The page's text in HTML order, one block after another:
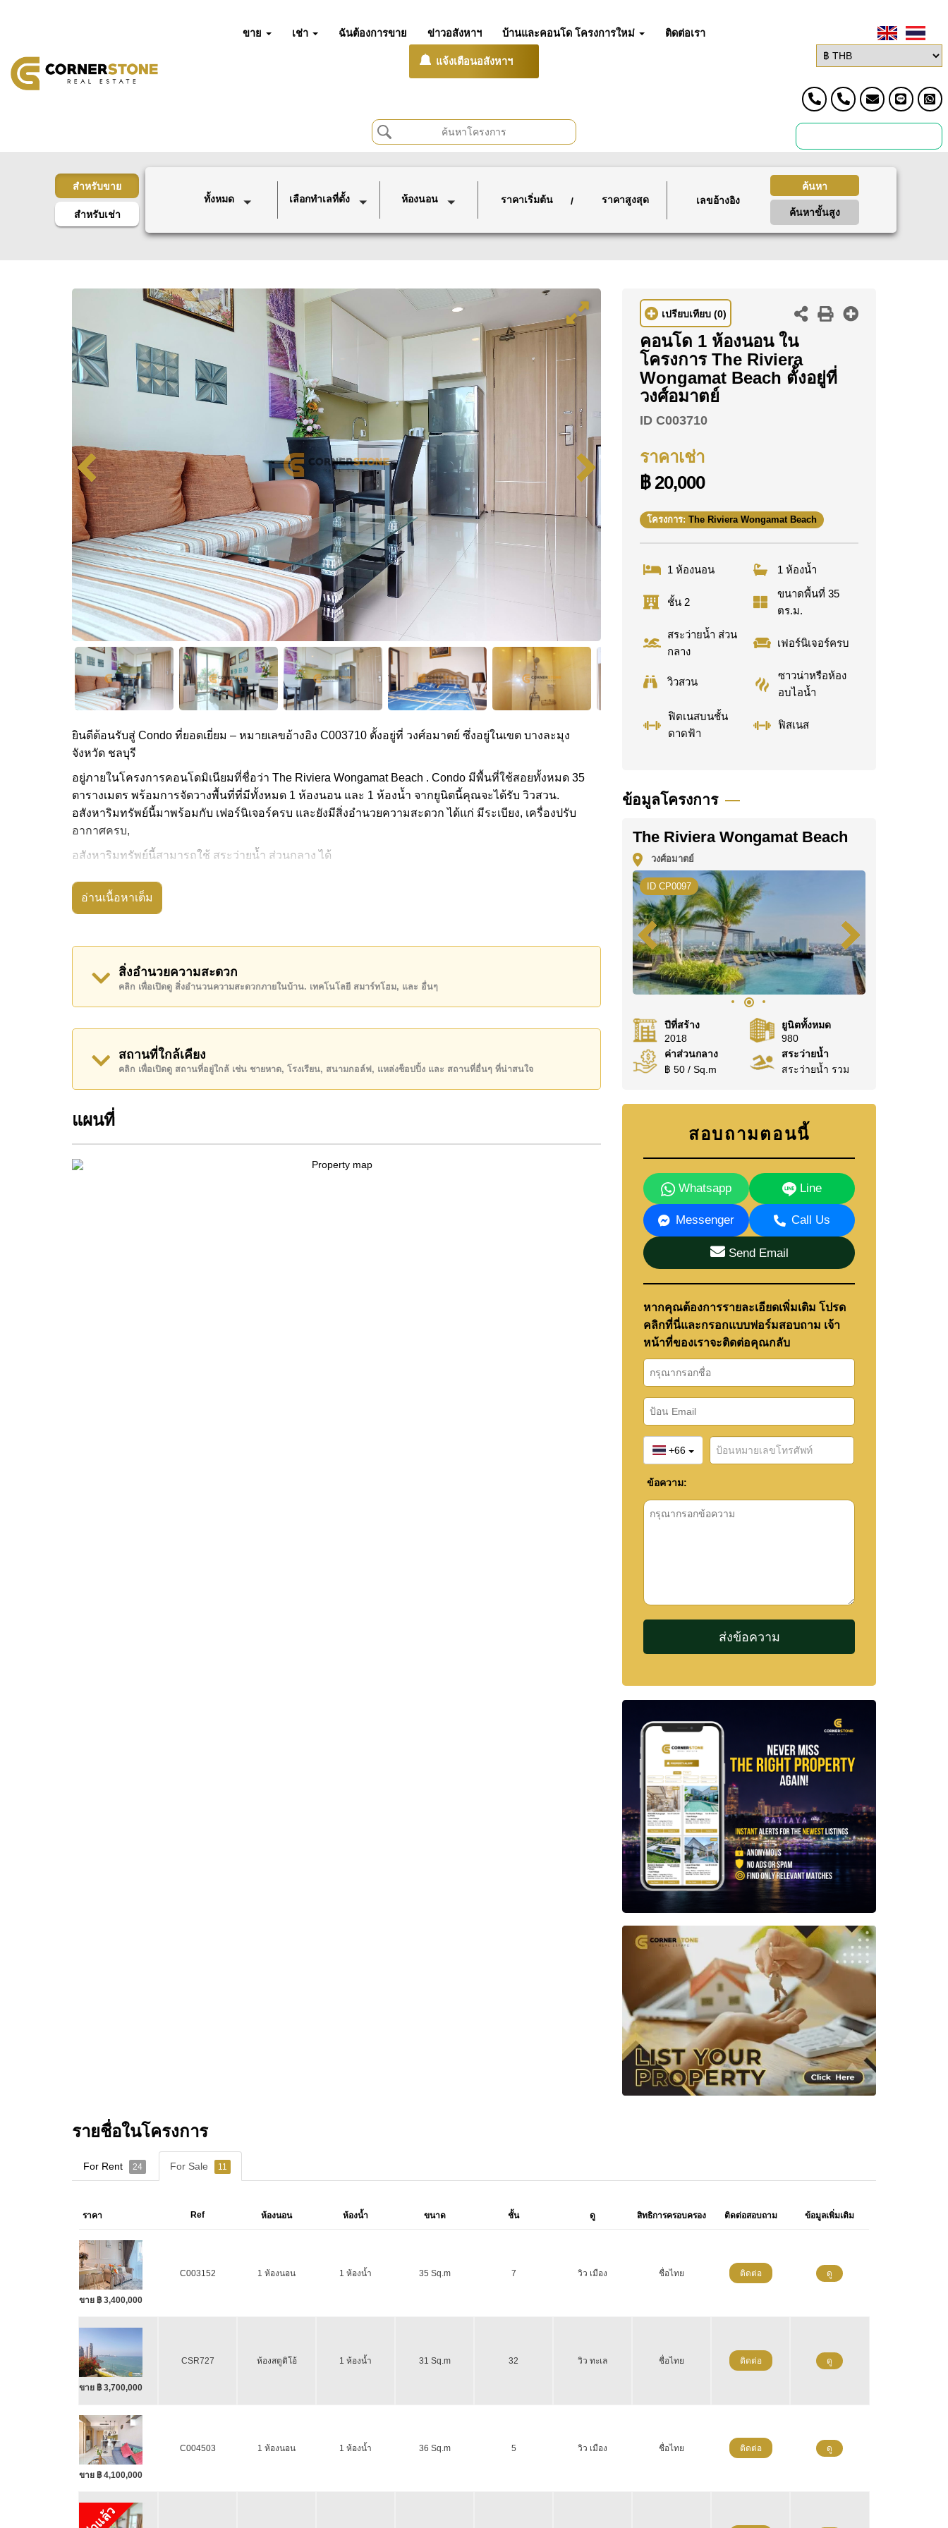
ขาย เช่า ฉันต้องการขาย ข่าวอสังหาฯ บ้านและคอนโด โครงการใหม่ ติดต่อเรา
แจ้งเตือนอสังหาฯ
สำหรับขาย
สำหรับเช่า
ทั้งหมด เลือกทำเลที่ตั้ง ห้องนอน ราคาเริ่มต้น / ราคาสูงสุด
ค้นหา
ค้นหาขั้นสูง
ยินดีต้อนรับสู่ Condo ที่ยอดเยี่ยม – หมายเลขอ้างอิง C003710 ตั้งอยู่ที่ วงศ์อมาตย์ ซึ่งอยู่ในเขต บางละมุง
จังหวัด ชลบุรี
อยู่ภายในโครงการคอนโดมิเนียมที่ชื่อว่า The Riviera Wongamat Beach . Condo มีพื้นที่ใช้สอยทั้งหมด 35
ตารางเมตร พร้อมการจัดวางพื้นที่ที่มีทั้งหมด 1 ห้องนอน และ 1 ห้องน้ำ จากยูนิตนี้คุณจะได้รับ วิวสวน.
อสังหาริมทรัพย์นี้มาพร้อมกับ เฟอร์นิเจอร์ครบ และยังมีสิ่งอำนวยความสะดวก ได้แก่ มีระเบียง, เครื่องปรับ
อากาศครบ,
อสังหาริมทรัพย์นี้สามารถใช้ สระว่ายน้ำ ส่วนกลาง ได้
The Riviera Wongamat Beach มีสิ่งอำนวยความสะดวกส่วนกลาง ได้แก่ สไลเดอร์, ฟิสเนส, ฟิตเนสบนชั้น
ดาดฟ้า, สกายเทอร์เรซ
อสังหาริมทรัพย์นี้เปิดให้เช่าระยะยาวในราคา ฿ 20,000 บาทต่อเดือน
โปรดทราบว่าราคาค่าเช่าที่ Cornerstone Real Estate โฆษณาเป็นราคาสำหรับสัญญาเช่า 1 ปี และต้องวาง
เงินมัดจำ 2 เดือนก่อนเข้าอยู่อาศัย
ค้นพบโอกาสในการทำให้ที่อยู่อาศัยนี้เป็นบ้านในฝันของคุณ!
ติดต่อ Cornerstone Real Estate โทร +6638411250 หรือ อีเมล
อ่านเนื้อหาเต็ม
สิ่งอำนวยความสะดวก
คลิก เพื่อเปิดดู สิ่งอำนวนความสะดวกภายในบ้าน. เทคโนโลยี สมาร์ทโฮม, และ อื่นๆ
สถานที่ใกล้เคียง
คลิก เพื่อเปิดดู สถานที่อยู่ใกล้ เช่น ชายหาด, โรงเรียน, สนามกอล์ฟ, แหล่งช็อปปิ้ง และ สถานที่อื่นๆ ที่น่าสนใจ
แผนที่
เปรียบเทียบ (0)
คอนโด 1 ห้องนอน ใน
โครงการ The Riviera
Wongamat Beach ตั้งอยู่ที่
วงศ์อมาตย์
ID C003710
ราคาเช่า
฿ 20,000
โครงการ: The Riviera Wongamat Beach
1 ห้องนอน 1 ห้องน้ำ
ชั้น 2
ขนาดพื้นที่ 35
ตร.ม.
สระว่ายน้ำ ส่วน
กลาง
เฟอร์นิเจอร์ครบ
วิวสวน
ซาวน่าหรือห้อง
อบไอน้ำ
ฟิตเนสบนชั้น
ดาดฟ้า
ฟิสเนส
ข้อมูลโครงการ
The Riviera Wongamat Beach
วงศ์อมาตย์
ID CP0097
ปีที่สร้าง
2018
ยูนิตทั้งหมด
980
ค่าส่วนกลาง
฿ 50 / Sq.m
สระว่ายน้ำ
สระว่ายน้ำ รวม
สอบถามตอนนี้
Whatsapp Line
Messenger Call Us
Send Email
หากคุณต้องการรายละเอียดเพิ่มเติม โปรด
คลิกที่นี่และกรอกแบบฟอร์มสอบถาม เจ้า
หน้าที่ของเราจะติดต่อคุณกลับ
+66
ข้อความ:
รายชื่อในโครงการ
For Rent 24 For Sale 11
ราคา Ref ห้องนอน ห้องน้ำ ขนาด ชั้น ดู สิทธิการครอบครอง ติดต่อสอบถาม ข้อมูลเพิ่มเติม
ขาย ฿ 3,400,000
C003152 1 ห้องนอน 1 ห้องน้ำ 35 Sq.m 7 วิว เมือง ชื่อไทย ติดต่อ ดู
ขาย ฿ 3,700,000
CSR727 ห้องสตูดิโอ้ 1 ห้องน้ำ 31 Sq.m 32 วิว ทะเล ชื่อไทย ติดต่อ ดู
ขาย ฿ 4,100,000
C004503 1 ห้องนอน 1 ห้องน้ำ 36 Sq.m 5 วิว เมือง ชื่อไทย ติดต่อ ดู